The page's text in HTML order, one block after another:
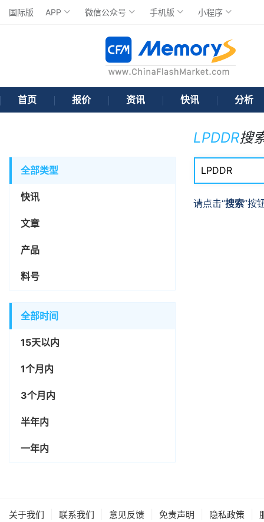
国际版 APP 微信公众号 手机版 小程序
首页 报价 资讯 快讯 分析
全部类型
快讯
文章
产品
料号
全部时间
15天以内
1个月内
3个月内
半年内
一年内
LPDDR搜
请点击“搜索”按
关于我们 联系我们 意见反馈 免责声明 隐私政策